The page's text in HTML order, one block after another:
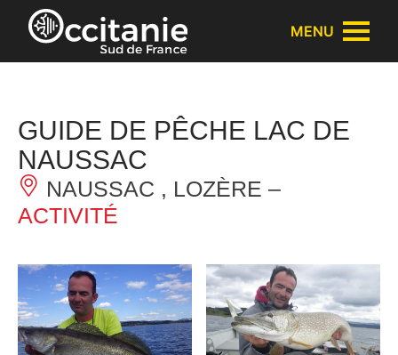
Panneau de gestion des cookies
MENU
GUIDE DE PÊCHE LAC DE
NAUSSAC
NAUSSAC , LOZÈRE –
ACTIVITÉ